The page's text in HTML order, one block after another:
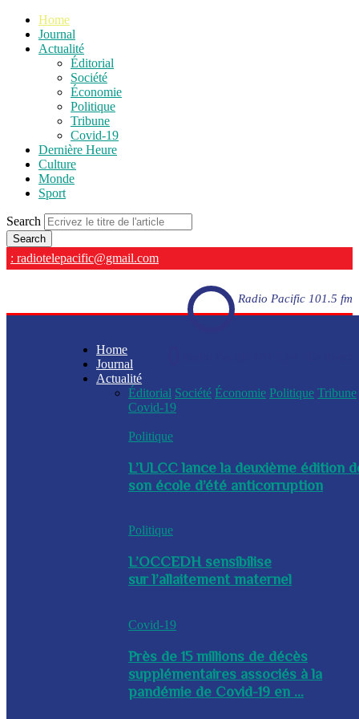
Home
Journal
Actualité
Éditorial
Société
Économie
Politique
Tribune
Covid-19
Dernière Heure
Culture
Monde
Sport
Search
: radiotelepacific@gmail.com
Radio Pacific 101.5 fm
Home
Journal
Actualité
Éditorial Société Économie Politique Tribune
Covid-19
Politique
L’ULCC lance la deuxième édition
son école d’été anticorruption
Politique
L’OCCEDH sensibilise
sur l’allaitement maternel
Covid-19
Près de 15 millions de décès
supplémentaires associés à la
pandémie de Covid-19 en ...